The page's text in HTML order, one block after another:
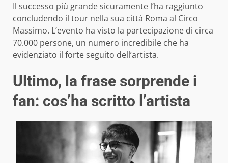
Il successo più grande sicuramente l’ha raggiunto
concludendo il tour nella sua città Roma al Circo
Massimo. L’evento ha visto la partecipazione di circa
70.000 persone, un numero incredibile che ha
evidenziato il forte seguito dell’artista.
Ultimo, la frase sorprende i
fan: cos’ha scritto l’artista